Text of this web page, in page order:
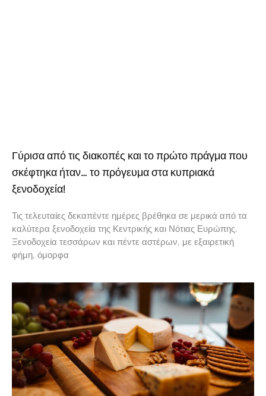
Γύρισα από τις διακοπές και το πρώτο πράγμα που
σκέφτηκα ήταν… το πρόγευμα στα κυπριακά
ξενοδοχεία!
Τις τελευταίες δεκαπέντε ημέρες βρέθηκα σε μερικά από τα
καλύτερα ξενοδοχεία της Κεντρικής και Νότιας Ευρώπης.
Ξενοδοχεία τεσσάρων και πέντε αστέρων, με εξαιρετική
φήμη, όμορφα